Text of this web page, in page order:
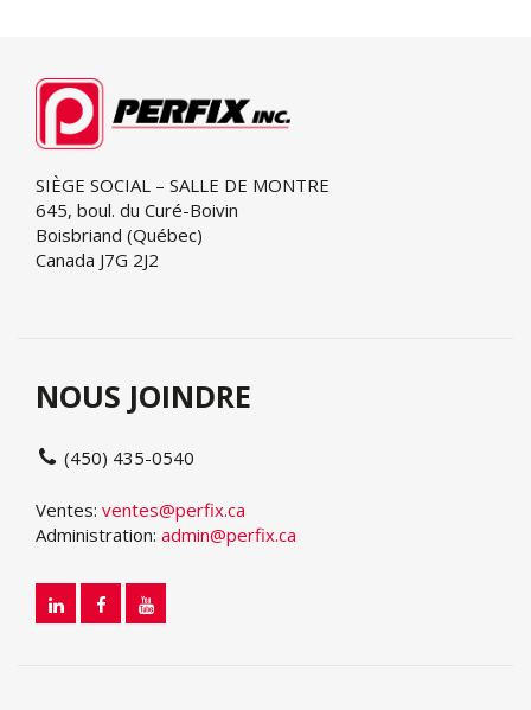
SIÈGE SOCIAL – SALLE DE MONTRE
645, boul. du Curé-Boivin
Boisbriand (Québec)
Canada J7G 2J2
NOUS JOINDRE
(450) 435-0540
Ventes: ventes@perfix.ca
Administration: admin@perfix.ca